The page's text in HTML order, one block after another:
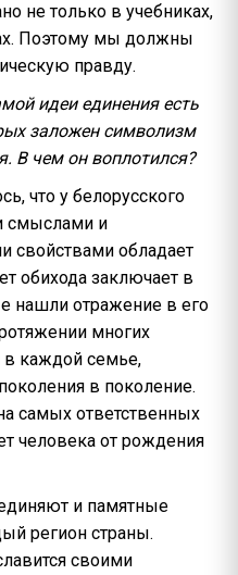
не только в учебниках,
Поэтому мы должны
правду.
идеи единения есть
заложен символизм
В чем он воплотился?
что у белорусского
смыслами и
свойствами обладает
обихода заключает в
нашли отражение в его
многих
в каждой семье,
в поколение.
самых ответственных
человека от рождения
и памятные
регион страны.
своими